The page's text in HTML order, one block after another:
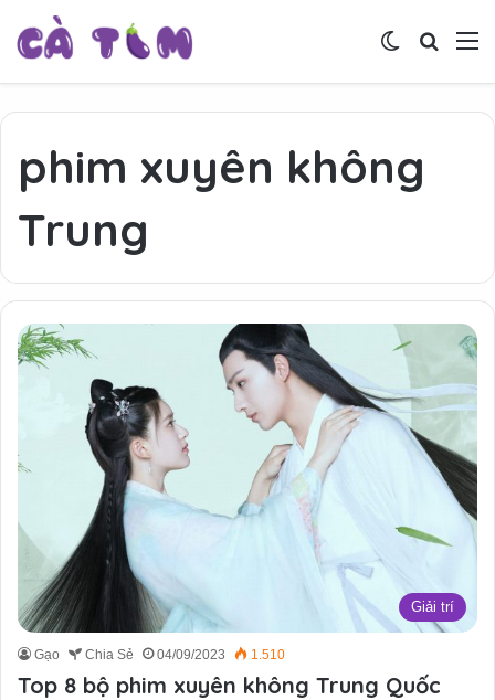
Tìm
Switch skin
phim xuyên không
Trung
Giải trí
Gạo Chia Sẻ 04/09/2023 1.510
Top 8 bộ phim xuyên không Trung Quốc